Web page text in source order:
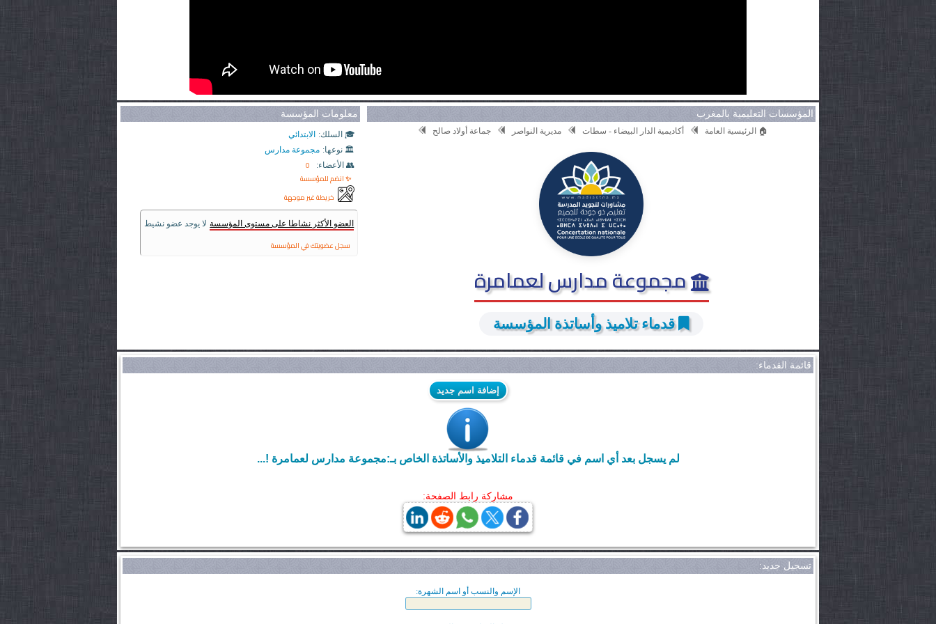
المؤسسات التعليمية بالمغرب
🏠 الرئيسية العامة أكاديمية الدار البيضاء - سطات مديرية النواصر جماعة أولاد صالح
مجموعة مدارس لعمامرة
قدماء تلاميذ وأساتذة المؤسسة
معلومات المؤسسة
🎓 السلك: الابتدائي
🏛️ نوعها: مجموعة مدارس
👥 الأعضاء:
0
✨ انضم للمؤسسة
خريطة غير موجهة
العضو الأكثر نشاطا على مستوى المؤسسة لا يوجد عضو نشيط
سجل عضويتك في المؤسسة
قائمة القدماء:
إضافة اسم جديد
لم يسجل بعد أي اسم في قائمة قدماء التلاميذ والأساتذة الخاص بـ:مجموعة مدارس لعمامرة !...
مشاركة رابط الصفحة:
تسجيل جديد:
الإسم والنسب أو اسم الشهرة: